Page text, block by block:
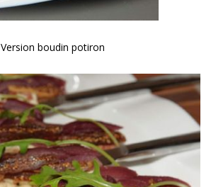
Version boudin potiron